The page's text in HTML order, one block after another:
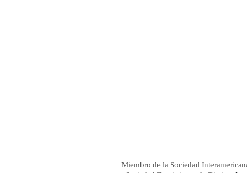
Miembro de la Sociedad